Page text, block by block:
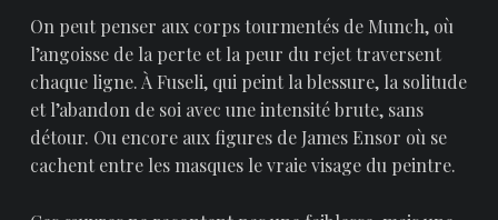
On peut penser aux corps tourmentés de Munch, où
l’angoisse de la perte et la peur du rejet traversent
chaque ligne. À Fuseli, qui peint la blessure, la solitude
et l’abandon de soi avec une intensité brute, sans
détour. Ou encore aux figures de James Ensor où se
cachent entre les masques le vraie visage du peintre.